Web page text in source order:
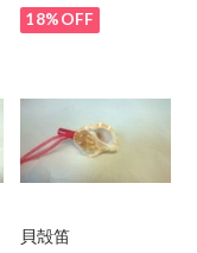
18%OFF
貝殻笛